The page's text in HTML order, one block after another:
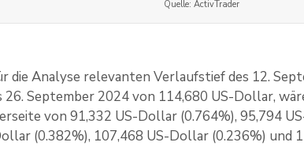
Quelle: ActivTrader
die Analyse relevanten Verlaufstief des 12.
26. September 2024 von 114,680 US-Dollar,
von 91,332 US-Dollar (0.764%), 95,794
(0.382%), 107,468 US-Dollar (0.236%) und